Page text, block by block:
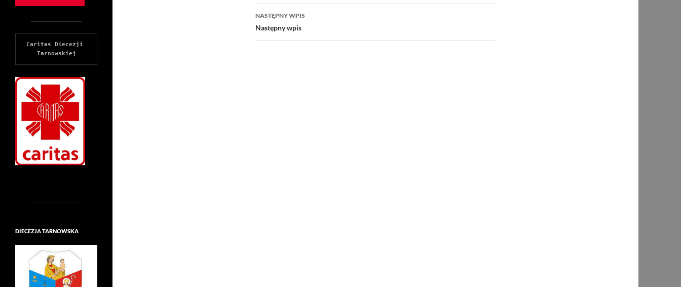
NASTĘPNY WPIS
Następny wpis
Caritas Diecezji
Tarnowskiej
DIECEZJA TARNOWSKA